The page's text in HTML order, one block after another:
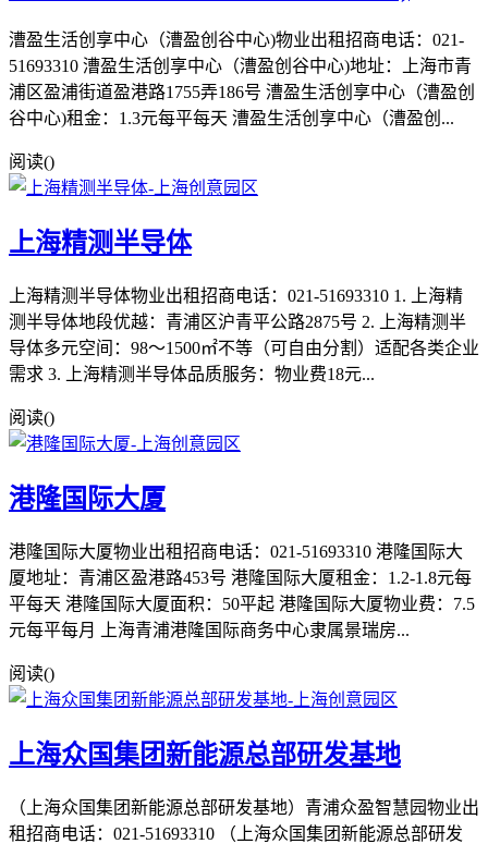
漕盈生活创享中心（漕盈创谷中心)物业出租招商电话：021-
51693310 漕盈生活创享中心（漕盈创谷中心)地址：上海市青
浦区盈浦街道盈港路1755弄186号 漕盈生活创享中心（漕盈创
谷中心)租金：1.3元每平每天 漕盈生活创享中心（漕盈创...
阅读()
上海精测半导体
上海精测半导体物业出租招商电话：021-51693310 1. 上海精
测半导体地段优越：青浦区沪青平公路2875号 2. 上海精测半
导体多元空间：98～1500㎡不等（可自由分割）适配各类企业
需求 3. 上海精测半导体品质服务：物业费18元...
阅读()
港隆国际大厦
港隆国际大厦物业出租招商电话：021-51693310 港隆国际大
厦地址：青浦区盈港路453号 港隆国际大厦租金：1.2-1.8元每
平每天 港隆国际大厦面积：50平起 港隆国际大厦物业费：7.5
元每平每月 上海青浦港隆国际商务中心隶属景瑞房...
阅读()
上海众国集团新能源总部研发基地
（上海众国集团新能源总部研发基地）青浦众盈智慧园物业出
租招商电话：021-51693310 （上海众国集团新能源总部研发